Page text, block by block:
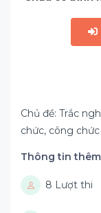
Chủ đề: Trắc
chức, công
Thông tin thêm
8 Lượt thi